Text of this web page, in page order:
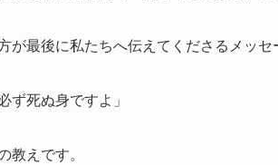
が最後に私たちへ伝えてくださるメッセ
ず死ぬ身ですよ」
教えです。